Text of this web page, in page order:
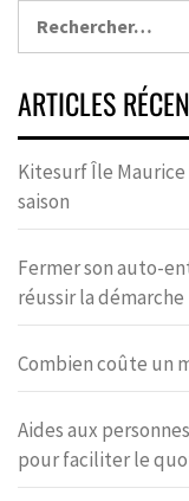
ARTICLES
Kitesurf Île Maurice
saison
Fermer son auto-
réussir la démarche
Combien coûte un
Aides aux
pour faciliter le